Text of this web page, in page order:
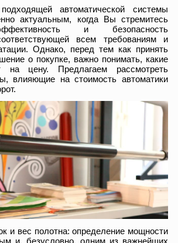
автоматической системы
актуальным, когда Вы стремитесь
и безопасность
всем требованиям и
Однако, перед тем как принять
о покупке, важно понимать, какие
на цену. Предлагаем рассмотреть
влияющие на стоимость автоматики
и вес полотна: определение мощности
и, безусловно, одним из важнейших